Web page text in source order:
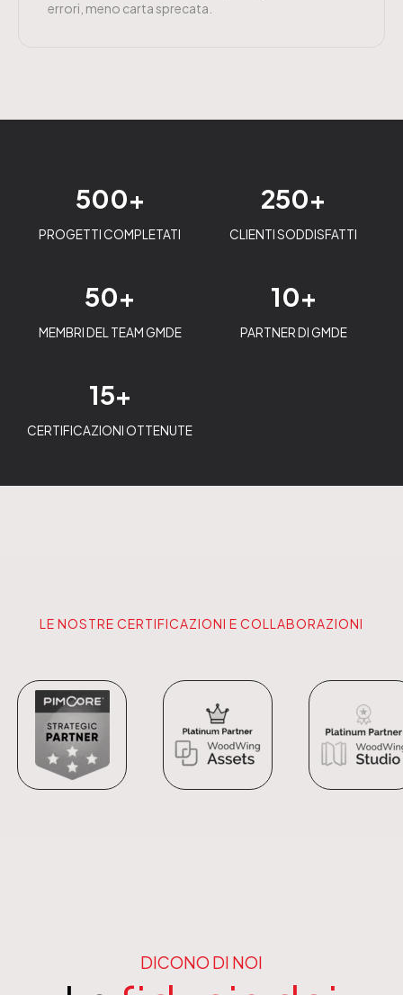
errori, meno carta sprecata.
500+
PROGETTI COMPLETATI
250+
CLIENTI SODDISFATTI
50+
MEMBRI DEL TEAM GMDE
10+
PARTNER DI GMDE
15+
CERTIFICAZIONI OTTENUTE
LE NOSTRE CERTIFICAZIONI E COLLABORAZIONI
DICONO DI NOI